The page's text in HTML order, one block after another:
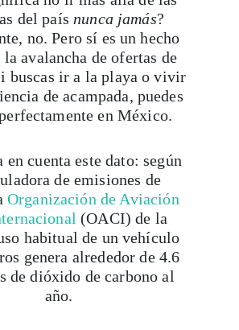
del país nunca jamás?
no. Pero sí es un hecho
la avalancha de ofertas de
buscas ir a la playa o vivir
de acampada, puedes
en México.
en cuenta este dato: según
de emisiones de
Organización de Aviación
(OACI) de la
habitual de un vehículo
genera alrededor de 4.6
de dióxido de carbono al
año.